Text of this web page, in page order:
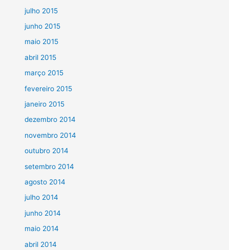
julho 2015
junho 2015
maio 2015
abril 2015
março 2015
fevereiro 2015
janeiro 2015
dezembro 2014
novembro 2014
outubro 2014
setembro 2014
agosto 2014
julho 2014
junho 2014
maio 2014
abril 2014